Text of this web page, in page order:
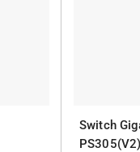
Switch